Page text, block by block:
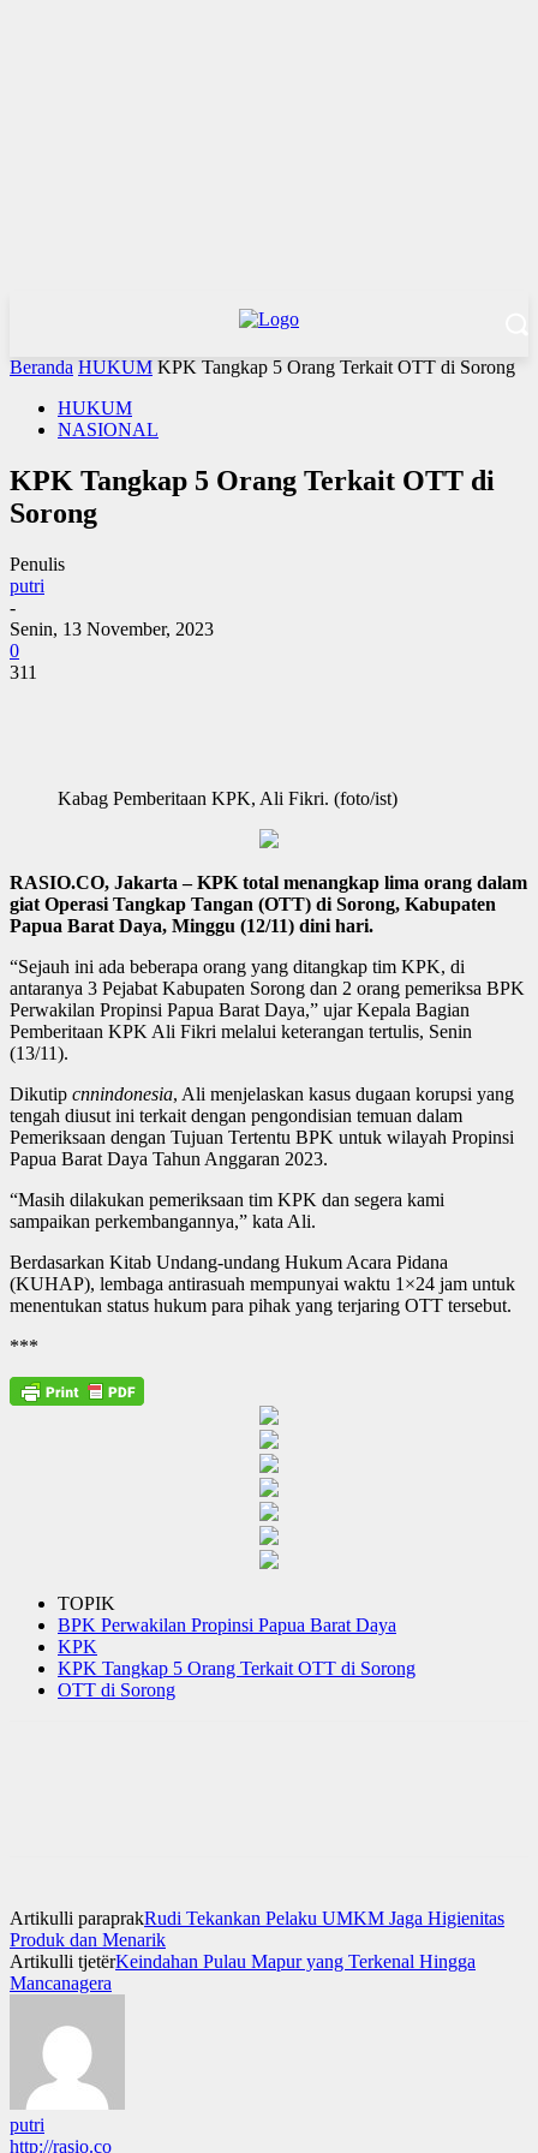
Beranda HUKUM KPK Tangkap 5 Orang Terkait OTT di Sorong
HUKUM
NASIONAL
KPK Tangkap 5 Orang Terkait OTT di
Sorong
Penulis
putri
-
Senin, 13 November, 2023
0
311
Kabag Pemberitaan KPK, Ali Fikri. (foto/ist)
RASIO.CO, Jakarta – KPK total menangkap lima orang dalam
giat Operasi Tangkap Tangan (OTT) di Sorong, Kabupaten
Papua Barat Daya, Minggu (12/11) dini hari.
“Sejauh ini ada beberapa orang yang ditangkap tim KPK, di
antaranya 3 Pejabat Kabupaten Sorong dan 2 orang pemeriksa BPK
Perwakilan Propinsi Papua Barat Daya,” ujar Kepala Bagian
Pemberitaan KPK Ali Fikri melalui keterangan tertulis, Senin
(13/11).
Dikutip cnnindonesia, Ali menjelaskan kasus dugaan korupsi yang
tengah diusut ini terkait dengan pengondisian temuan dalam
Pemeriksaan dengan Tujuan Tertentu BPK untuk wilayah Propinsi
Papua Barat Daya Tahun Anggaran 2023.
“Masih dilakukan pemeriksaan tim KPK dan segera kami
sampaikan perkembangannya,” kata Ali.
Berdasarkan Kitab Undang-undang Hukum Acara Pidana
(KUHAP), lembaga antirasuah mempunyai waktu 1×24 jam untuk
menentukan status hukum para pihak yang terjaring OTT tersebut.
***
TOPIK
BPK Perwakilan Propinsi Papua Barat Daya
KPK
KPK Tangkap 5 Orang Terkait OTT di Sorong
OTT di Sorong
Artikulli paraprakRudi Tekankan Pelaku UMKM Jaga Higienitas
Produk dan Menarik
Artikulli tjetërKeindahan Pulau Mapur yang Terkenal Hingga
Mancanagera
putri
http://rasio.co